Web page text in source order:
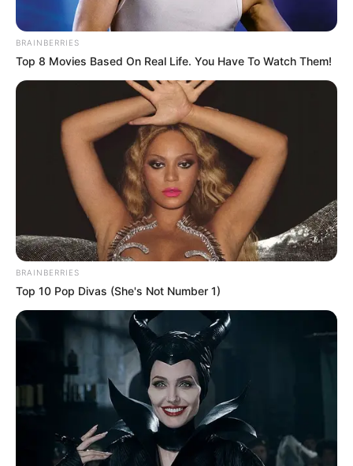
BRAINBERRIES
Top 8 Movies Based On Real Life. You Have To Watch Them!
BRAINBERRIES
Top 10 Pop Divas (She's Not Number 1)